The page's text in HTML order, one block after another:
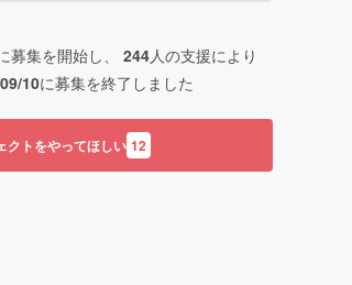
募集を開始し、 244人の支援により
10に募集を終了しました
クトをやってほしい 12